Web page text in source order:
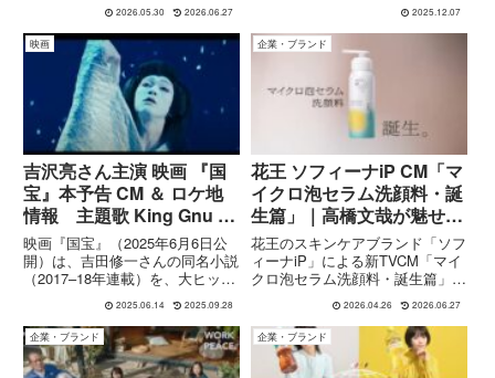
されています。本CMは、「ちび
まる子ちゃん」の登場人物たちが
20年後に“大人になった世界”を実
写で描く人気シリーズ「プレ...
2026.05.30 2026.06.27
遠だった兄の急死をきっかけに、
妹・元妻・娘・息子が集まり、遺
体の引き取りやゴミ屋敷の片付け
を通して怒り、笑い、少し泣きな
がら「家族とは何か」を見つめ直
す4日間を描きます。
2025.12.07
映画
吉沢亮さん主演 映画 『国
宝』本予告 CM ＆ ロケ地
情報 主題歌 King Gnu 井
口 理さんが歌唱
『Luminance』
映画『国宝』（2025年6月6日公
開）は、吉田修一さんの同名小説
（2017–18年連載）を、大ヒット
舞伎を題材とする叙事詩です。脚
本は『サマー・ウォーズ』の奥寺
佐渡子さん、撮影はカンヌ受賞作
手掛けたソフィアン・...
2025.06.14 2025.09.28
企業・ブランド
花王 ソフィーナiP CM「マ
イクロ泡セラム洗顔料・誕
生篇」｜高橋文哉が魅せ
る“泡に包まれる素肌”
花王のスキンケアブランド「ソフ
ィーナiP」による新TVCM「マイ
クロ泡セラム洗顔料・誕生篇」
映開始された15秒CMです。出演
はブランドパーソンを務める俳
優・高橋文哉さん。本CMでは、
新商品「マイクロ泡セラ...
2026.04.26 2026.06.27
企業・ブランド 企業・ブランド